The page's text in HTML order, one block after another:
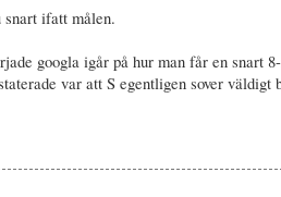
snart ifatt målen.
googla igår på hur man får en snart
var att S egentligen sover väldigt